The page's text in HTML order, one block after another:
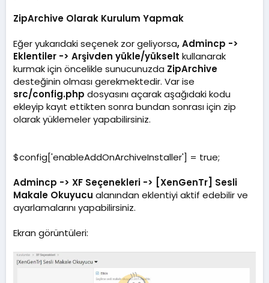
ZipArchive Olarak Kurulum Yapmak
Eğer yukarıdaki seçenek zor geliyorsa, Admincp ->
Eklentiler -> Arşivden yükle/yükselt kullanarak
kurmak için öncelikle sunucunuzda ZipArchive
desteğinin olması gerekmektedir. Var ise
src/config.php dosyasını açarak aşağıdaki kodu
ekleyip kayıt ettikten sonra bundan sonrası için zip
olarak yüklemeler yapabilirsiniz.
$config['enableAddOnArchiveInstaller'] = true;
Admincp -> XF Seçenekleri -> [XenGenTr] Sesli
Makale Okuyucu alanından eklentiyi aktif edebilir ve
ayarlamalarını yapabilirsiniz.
Ekran görüntüleri: